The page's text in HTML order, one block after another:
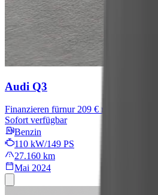
Audi Q3
Finanzieren fürnur 209 € mtl.
Sofort verfügbar
Benzin
110 kW/149 PS
27.160 km
Mai 2024